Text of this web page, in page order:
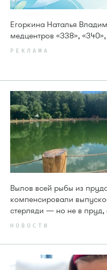
Егоркина Наталья
медцентров «338», «340»,
РЕКЛАМА
Вылов всей рыбы из
компенсировали
стерляди — но не в
НОВОСТИ